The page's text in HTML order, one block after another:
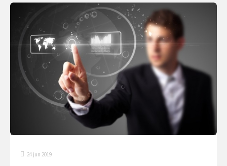
principal do 29º Partner Business, que na última
quarta-feira reuniu cerca […]
24 jun 2019